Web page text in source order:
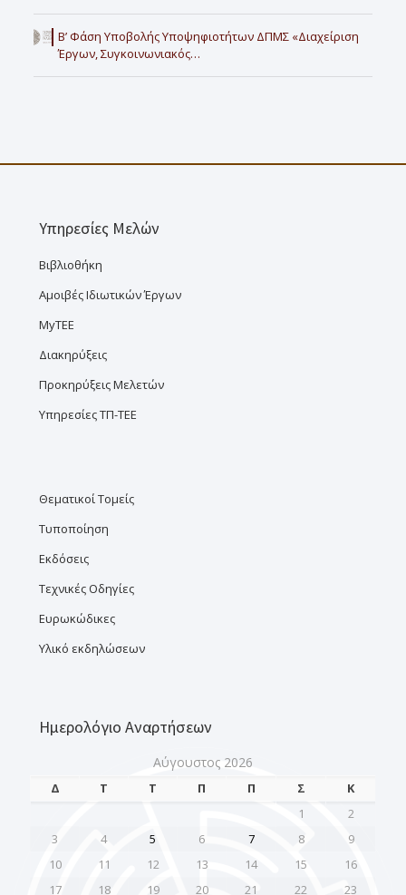
Β’ Φάση Υποβολής Υποψηφιοτήτων ΔΠΜΣ «Διαχείριση
Έργων, Συγκοινωνιακός…
Υπηρεσίες Μελών
Βιβλιοθήκη
Αμοιβές Ιδιωτικών Έργων
MyTEE
Διακηρύξεις
Προκηρύξεις Μελετών
Υπηρεσίες ΤΠ-ΤΕΕ
Θεματικοί Τομείς
Τυποποίηση
Εκδόσεις
Τεχνικές Οδηγίες
Ευρωκώδικες
Υλικό εκδηλώσεων
Ημερολόγιο Αναρτήσεων
Αύγουστος 2026
Δ Τ Τ Π Π Σ
Κ
1
2
3
4 5 6 7 8
9
10
11 12 13 14 15
16
17
18 19 20 21 22 23